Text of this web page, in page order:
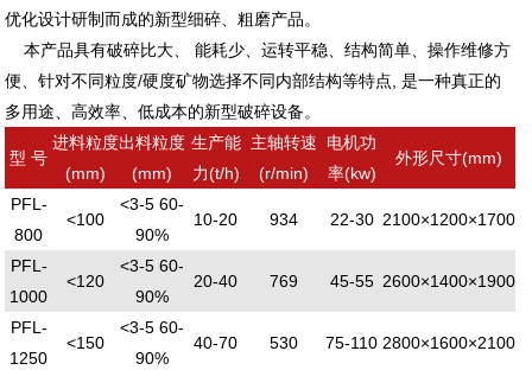
优化设计研制而成的新型细碎、粗磨产品。
本产品具有破碎比大、 能耗少、运转平稳、结构简单、操作维修方
便、针对不同粒度/硬度矿物选择不同内部结构等特点, 是一种真正的
多用途、高效率、低成本的新型破碎设备。
型 号
进料粒度
(mm)
出料粒度
(mm)
生产能
力(t/h)
主轴转速
(r/min)
电机功
率(kw)
外形尺寸(mm)
PFL-
800
<100
<3-5 60-
90%
10-20 934 22-30 2100×1200×1700
PFL-
1000
<120
<3-5 60-
90%
20-40 769 45-55 2600×1400×1900
PFL-
1250
<150
<3-5 60-
90%
40-70 530 75-110 2800×1600×2100